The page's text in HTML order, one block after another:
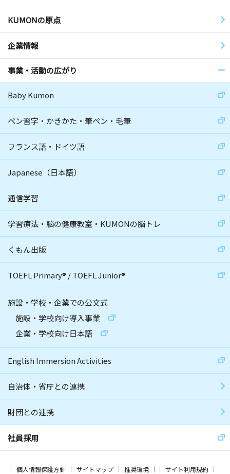
KUMONの原点
企業情報
事業・活動の広がり
Baby Kumon
ペン習字・かきかた・筆ペン・毛筆
フランス語・ドイツ語
Japanese（日本語）
通信学習
学習療法・脳の健康教室・KUMONの脳トレ
くもん出版
TOEFL Primary® /TOEFL Junior®
施設・学校・企業での公文式
施設・学校向け導入事業
企業・学校向け日本語
English Immersion Activities
自治体・省庁との連携
財団との連携
社員採用
個人情報保護方針 サイトマップ 推奨環境 サイト利用規約